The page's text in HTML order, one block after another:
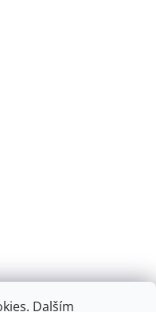
Dalším